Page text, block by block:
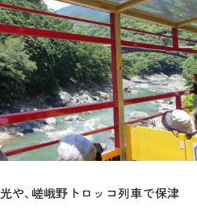
や、嵯峨野トロッコ列車で保津